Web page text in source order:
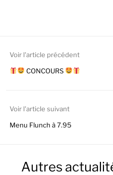
Voir l'article précédent
CONCOURS
Voir l'article suivant
Menu Flunch à 7.95
Autres